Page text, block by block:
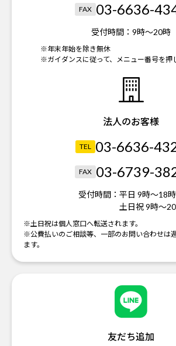
FAX 03-6636-
受付時間： 9時～20時
※年末年始を除き無休
※ガイダンスに従って、メニュー番号を押
法人のお客様
TEL 03-6636-
FAX 03-6739-
受付時間： 平日 9時～18時
土日祝 9時～
※土日祝は個人窓口へ転送されます。
※公費払いのご相談等、一部のお問い合わせは
ます。
友だち追加